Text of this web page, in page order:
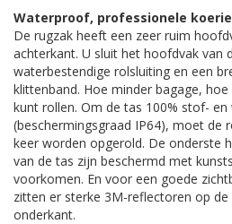
Waterproof, professionele
De rugzak heeft een zeer ruim
achterkant. U sluit het hoofdvak van
waterbestendige rolsluiting en een
klittenband. Hoe minder bagage,
kunt rollen. Om de tas 100% stof-
(beschermingsgraad IP64), moet de
keer worden opgerold. De onderste
van de tas zijn beschermd met
voorkomen. En voor een goede
zitten er sterke 3M-reflectoren op
onderkant.